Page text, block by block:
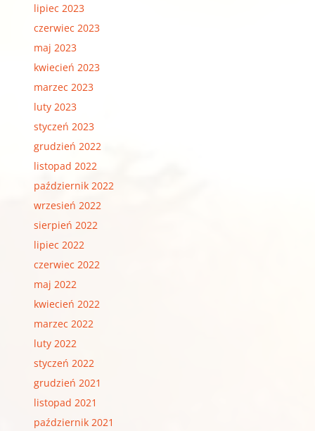
lipiec 2023
czerwiec 2023
maj 2023
kwiecień 2023
marzec 2023
luty 2023
styczeń 2023
grudzień 2022
listopad 2022
październik 2022
wrzesień 2022
sierpień 2022
lipiec 2022
czerwiec 2022
maj 2022
kwiecień 2022
marzec 2022
luty 2022
styczeń 2022
grudzień 2021
listopad 2021
październik 2021